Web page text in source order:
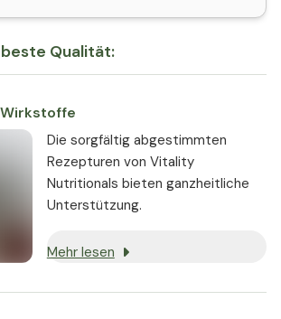
Qualität:
Die sorgfältig abgestimmten
Rezepturen von Vitality
Nutritionals bieten ganzheitliche
Unterstützung.
Mehr lesen